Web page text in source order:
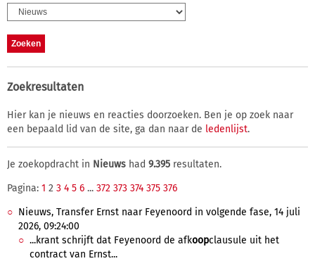
Zoekresultaten
Hier kan je nieuws en reacties doorzoeken. Ben je op zoek naar
een bepaald lid van de site, ga dan naar de ledenlijst.
Je zoekopdracht in Nieuws had 9.395 resultaten.
Pagina: 1 2 3 4 5 6 ... 372 373 374 375 376
Nieuws, Transfer Ernst naar Feyenoord in volgende fase, 14 juli
2026, 09:24:00
...krant schrijft dat Feyenoord de afkoopclausule uit het
contract van Ernst...